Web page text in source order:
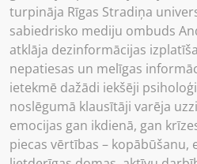
turpināja Rīgas Stradiņa
sabiedrisko mediju ombuds
atklāja dezinformācijas
nepatiesas un melīgas
ietekmē dažādi iekšēji
noslēgumā klausītāji varēja
emocijas gan ikdienā, gan
piecas vērtības – kopābūšanu,